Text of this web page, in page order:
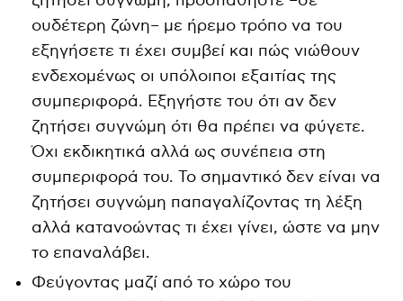
ουδέτερη ζώνη– με ήρεμο τρόπο να του
εξηγήσετε τι έχει συμβεί και πώς νιώθουν
ενδεχομένως οι υπόλοιποι εξαιτίας της
συμπεριφορά. Εξηγήστε του ότι αν δεν
ζητήσει συγνώμη ότι θα πρέπει να φύγετε.
Όχι εκδικητικά αλλά ως συνέπεια στη
συμπεριφορά του. Το σημαντικό δεν είναι να
ζητήσει συγνώμη παπαγαλίζοντας τη λέξη
αλλά κατανοώντας τι έχει γίνει, ώστε να μην
το επαναλάβει.
Φεύγοντας μαζί από το χώρο του